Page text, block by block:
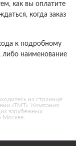
как вы оплатите
когда заказ
к подробному
наименование
на странице:
«ТМТ». Компания
зарубежных
Москве.